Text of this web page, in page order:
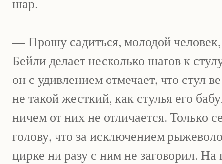
— Прошу садиться, молодой
Бейли делает несколько шагов к
он с удивлением отмечает, что стул
не такой жесткий, как стулья его
ничем от них не отличается. Только
голову, что за исключением
цирке ни разу с ним не заговорил. На